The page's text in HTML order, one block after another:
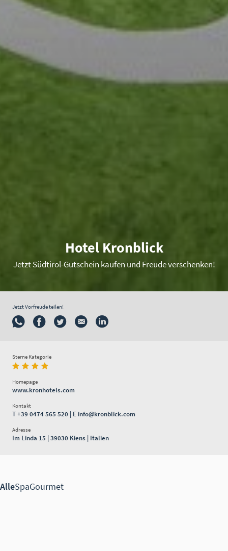
Hotel Kronblick
Jetzt Südtirol-Gutschein kaufen und Freude verschenken!
Jetzt Vorfreude teilen!
Sterne Kategorie
Homepage
www.kronhotels.com
Kontakt
T+39 0474 565 520 | E info@kronblick.com
Adresse
Im Linda 15 | 39030 Kiens | Italien